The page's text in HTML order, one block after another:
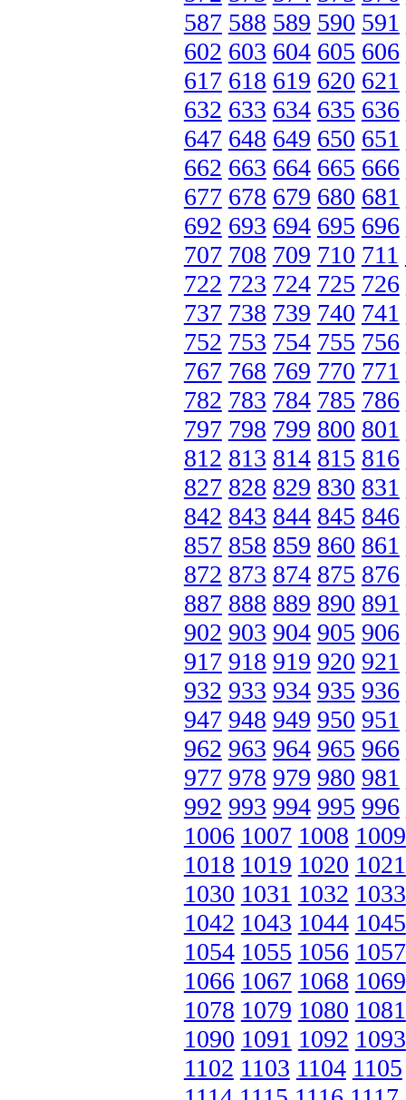
587 588 589 590 591
602 603 604 605 606
617 618 619 620 621
632 633 634 635 636
647 648 649 650 651
662 663 664 665 666
677 678 679 680 681
692 693 694 695 696
707 708 709 710 711
722 723 724 725 726
737 738 739 740 741
752 753 754 755 756
767 768 769 770 771
782 783 784 785 786
797 798 799 800 801
812 813 814 815 816
827 828 829 830 831
842 843 844 845 846
857 858 859 860 861
872 873 874 875 876
887 888 889 890 891
902 903 904 905 906
917 918 919 920 921
932 933 934 935 936
947 948 949 950 951
962 963 964 965 966
977 978 979 980 981
992 993 994 995 996
1006 1007 1008 1009
1018 1019 1020 1021
1030 1031 1032 1033
1042 1043 1044 1045
1054 1055 1056 1057
1066 1067 1068 1069
1078 1079 1080 1081
1090 1091 1092 1093
1102 1103 1104 1105